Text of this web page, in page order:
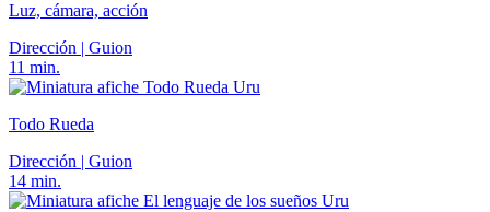
Luz, cámara, acción
Dirección | Guion
11 min.
Uru
Todo Rueda
Dirección | Guion
14 min.
Uru